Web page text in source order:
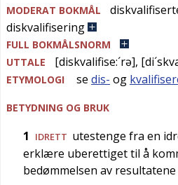
MODERAT BOKMÅL
diskvalifisering
FULL BOKMÅLSNORM
UTTALE
[diskvalifise:´rə],
ETYMOLOGI se dis- og
BETYDNING OG BRUK
1 IDRETT utestenge fra en
erklære uberettiget til å
bedømmelsen av resultatene